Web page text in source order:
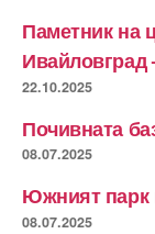
Паметник на
Ивайловград
22.10.2025
Почивната
08.07.2025
Южният парк
08.07.2025